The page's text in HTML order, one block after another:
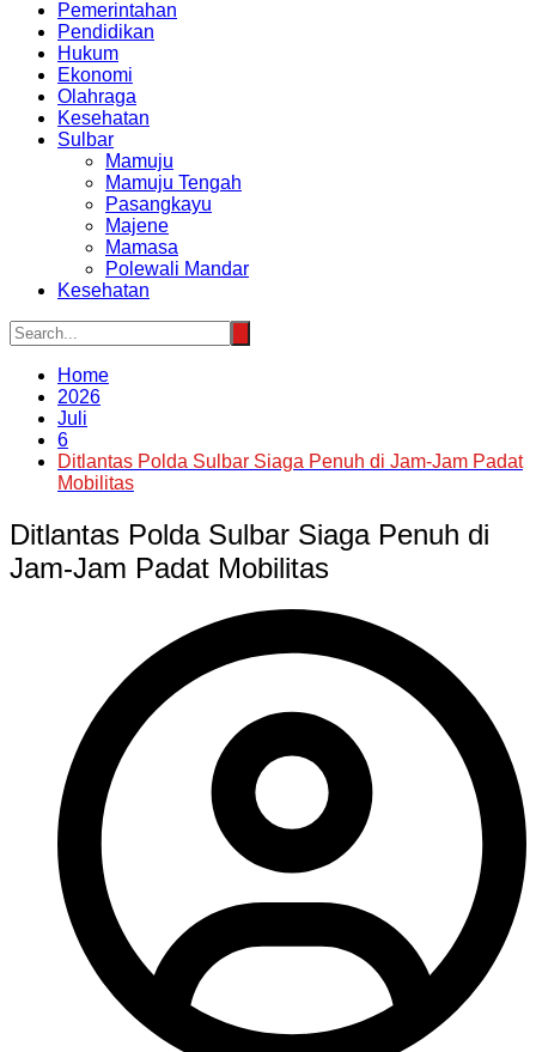
Pemerintahan
Pendidikan
Hukum
Ekonomi
Olahraga
Kesehatan
Sulbar
Mamuju
Mamuju Tengah
Pasangkayu
Majene
Mamasa
Polewali Mandar
Kesehatan
Home
2026
Juli
6
Ditlantas Polda Sulbar Siaga Penuh di Jam-Jam Padat
Mobilitas
Ditlantas Polda Sulbar Siaga Penuh di
Jam-Jam Padat Mobilitas